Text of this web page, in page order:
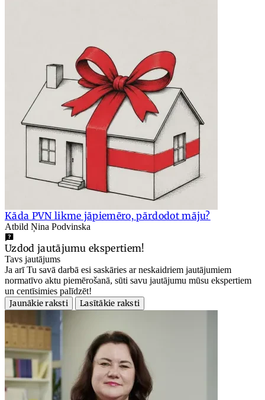
Kāda PVN likme jāpiemēro, pārdodot māju?
Atbild Ņina Podvinska
Uzdod jautājumu ekspertiem!
Tavs jautājums
Ja arī Tu savā darbā esi saskāries ar neskaidriem jautājumiem
normatīvo aktu piemērošanā, sūti savu jautājumu mūsu ekspertiem
un centīsimies palīdzēt!
Jaunākie raksti
Lasītākie raksti